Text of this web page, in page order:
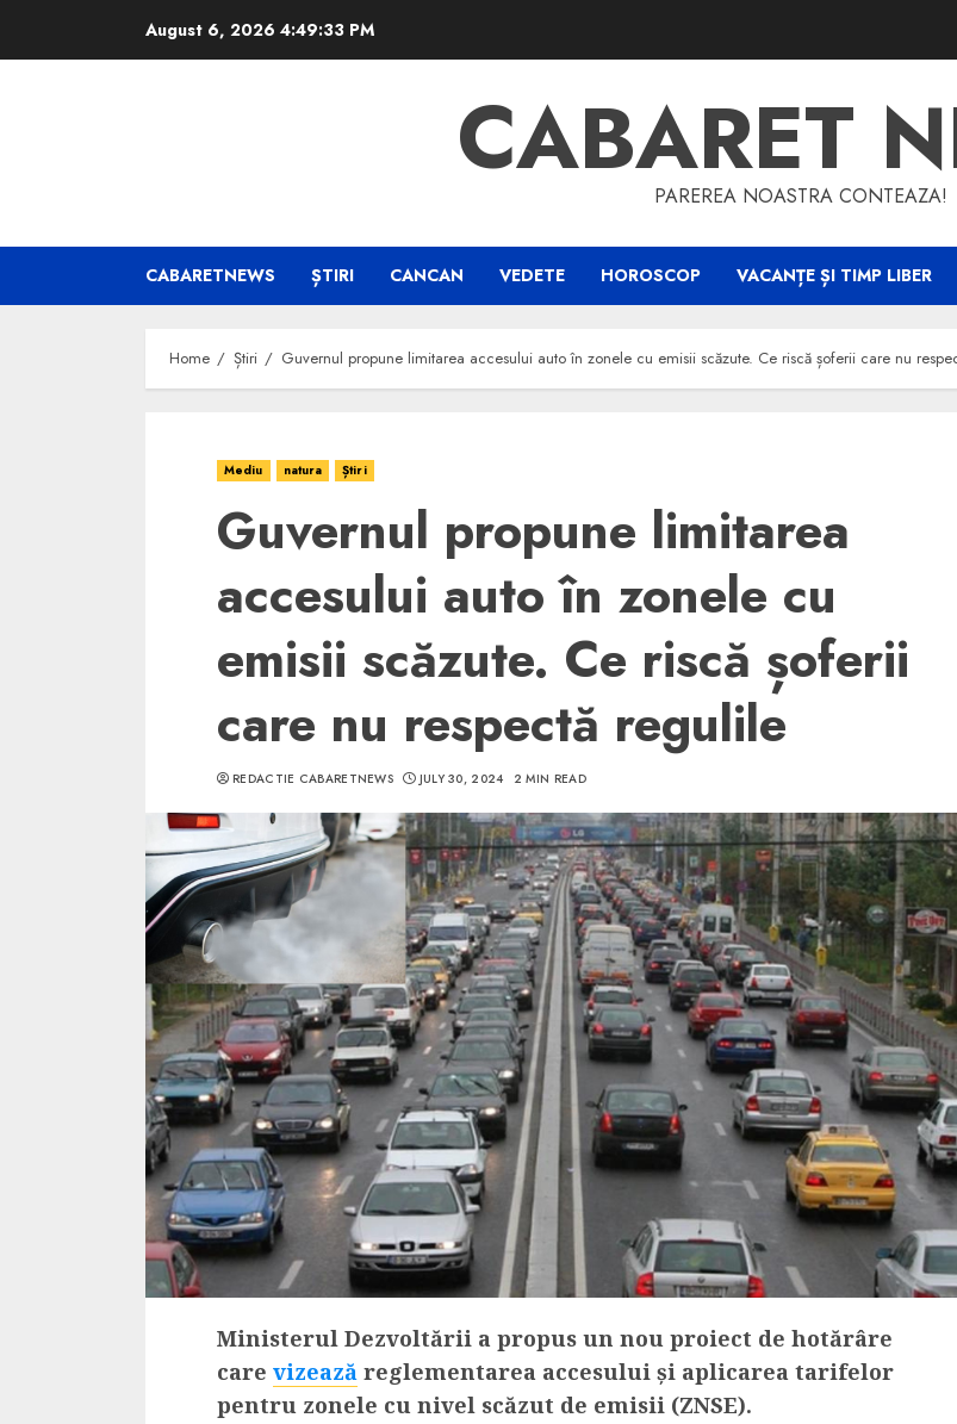
August 6, 2026 4:49:34 PM
CABARET
PAREREA NOASTRA CONTEAZA!
CABARETNEWS ȘTIRI CANCAN VEDETE HOROSCOP VACANȚE ȘI TIMP LIBER
Home Știri Guvernul propune limitarea accesului auto în zonele cu emisii scăzute. Ce riscă șoferii care nu
Mediu natura Știri
Guvernul propune limitarea
accesului auto în zonele cu
emisii scăzute. Ce riscă șoferii
care nu respectă regulile
REDACTIE CABARETNEWS JULY 30, 2024 2 MIN READ
Ministerul Dezvoltării a propus un nou proiect de hotărâre
care vizează reglementarea accesului și aplicarea tarifelor
pentru zonele cu nivel scăzut de emisii (ZNSE).